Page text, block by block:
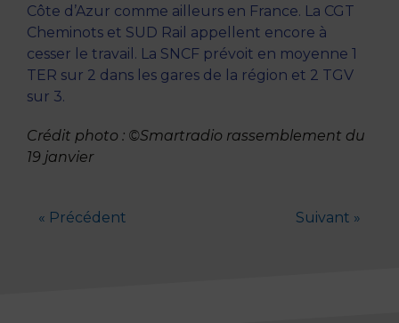
Côte d’Azur comme ailleurs en France. La CGT
Cheminots et SUD Rail appellent encore à
cesser le travail. La SNCF prévoit en moyenne 1
TER sur 2 dans les gares de la région et 2 TGV
sur 3.
Crédit photo : ©Smartradio rassemblement du
19 janvier
« Précédent Suivant »